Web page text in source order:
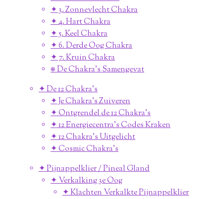
✦ 3. Zonnevlecht Chakra
✦ 4. Hart Chakra
✦ 5. Keel Chakra
✦ 6. Derde Oog Chakra
✦ 7. Kruin Chakra
⎈ De Chakra's Samengevat
✦ De 12 Chakra's
✦ Je Chakra's Zuiveren
✦ Ontgrendel de 12 Chakra's
✦ 12 Energiecentra's Codes Kraken
✦ 12 Chakra's Uitgelicht
✦ Cosmic Chakra's
✦ Pijnappelklier / Pineal Gland
✦ Verkalking 3e Oog
✦ Klachten Verkalkte Pijnappelklier